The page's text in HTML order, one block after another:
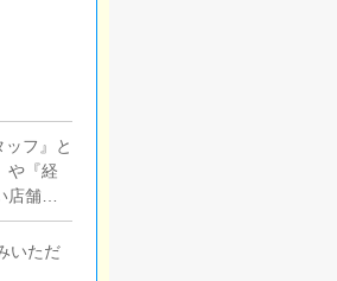
フ』と
や『経
舗の
を行っ
ニュア
でも
いただ